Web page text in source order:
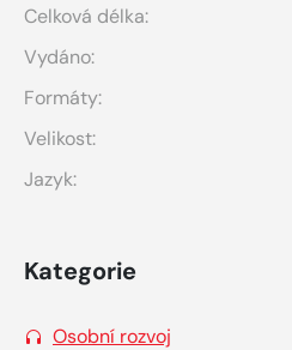
Celková délka:
Vydáno:
Formáty:
Velikost:
Jazyk:
Kategorie
Osobní rozvoj